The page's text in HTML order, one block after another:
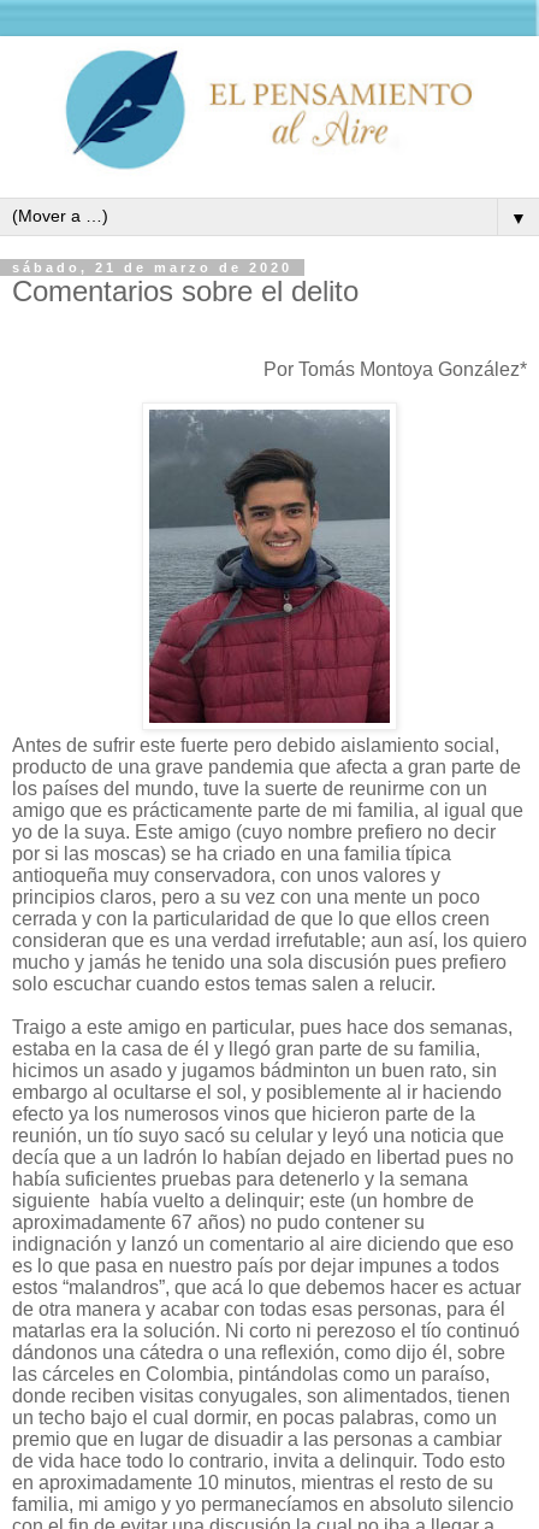
▼
sábado, 21 de marzo de 2020
Comentarios sobre el delito
Por Tomás Montoya González*
Antes de sufrir este fuerte pero debido aislamiento social,
producto de una grave pandemia que afecta a gran parte de
los países del mundo, tuve la suerte de reunirme con un
amigo que es prácticamente parte de mi familia, al igual que
yo de la suya. Este amigo (cuyo nombre prefiero no decir
por si las moscas) se ha criado en una familia típica
antioqueña muy conservadora, con unos valores y
principios claros, pero a su vez con una mente un poco
cerrada y con la particularidad de que lo que ellos creen
consideran que es una verdad irrefutable; aun así, los quiero
mucho y jamás he tenido una sola discusión pues prefiero
solo escuchar cuando estos temas salen a relucir.
Traigo a este amigo en particular, pues hace dos semanas,
estaba en la casa de él y llegó gran parte de su familia,
hicimos un asado y jugamos bádminton un buen rato, sin
embargo al ocultarse el sol, y posiblemente al ir haciendo
efecto ya los numerosos vinos que hicieron parte de la
reunión, un tío suyo sacó su celular y leyó una noticia que
decía que a un ladrón lo habían dejado en libertad pues no
había suficientes pruebas para detenerlo y la semana
siguiente había vuelto a delinquir; este (un hombre de
aproximadamente 67 años) no pudo contener su
indignación y lanzó un comentario al aire diciendo que eso
es lo que pasa en nuestro país por dejar impunes a todos
estos “malandros”, que acá lo que debemos hacer es actuar
de otra manera y acabar con todas esas personas, para él
matarlas era la solución. Ni corto ni perezoso el tío continuó
dándonos una cátedra o una reflexión, como dijo él, sobre
las cárceles en Colombia, pintándolas como un paraíso,
donde reciben visitas conyugales, son alimentados, tienen
un techo bajo el cual dormir, en pocas palabras, como un
premio que en lugar de disuadir a las personas a cambiar
de vida hace todo lo contrario, invita a delinquir. Todo esto
en aproximadamente 10 minutos, mientras el resto de su
familia, mi amigo y yo permanecíamos en absoluto silencio